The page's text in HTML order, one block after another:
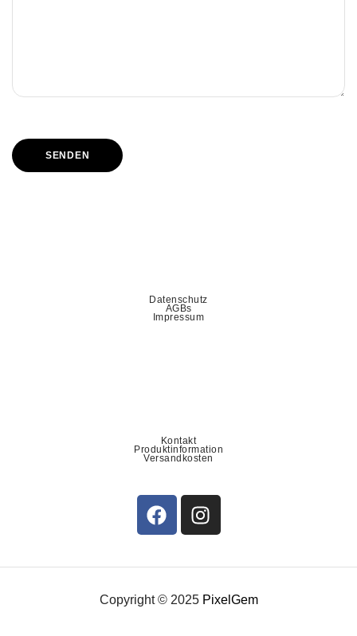
Datenschutz
AGBs
Impressum
Kontakt
Produktinformation
Versandkosten
Copyright © 2025 PixelGem